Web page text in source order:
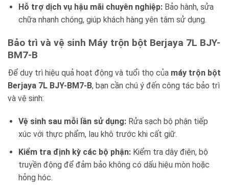
Hỗ trợ dịch vụ hậu mãi chuyên nghiệp:Bảo hành, sửa
chữa nhanh chóng, giúp khách hàng yên tâm sử dụng.
Bảo trì và vệ sinh Máy trộn bột Berjaya 7L BJY-
BM7-B
Để duy trì hiệu quả hoạt động và tuổi thọ của máy trộn bột
Berjaya 7L BJY-BM7-B, bạn cần chú ý đến công tác bảo trì
và vệ sinh:
Vệ sinh sau mỗi lần sử dụng:Rửa sạch bộ phận tiếp
xúc với thực phẩm, lau khô trước khi cất giữ.
Kiểm tra định kỳ các bộ phận:Kiểm tra dây điện, bộ
truyền động để đảm bảo không có dấu hiệu mòn hoặc
hỏng hóc.